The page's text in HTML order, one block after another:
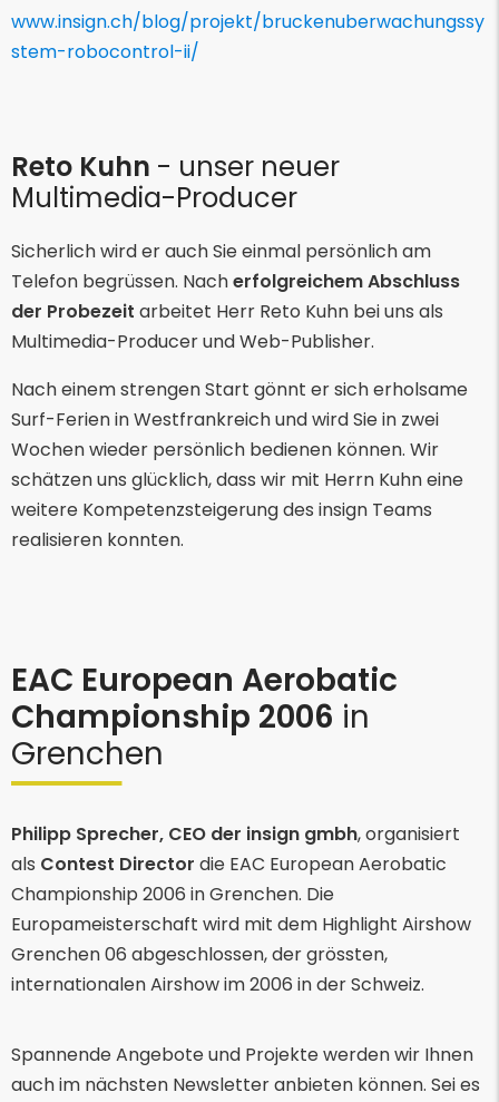
www.insign.ch/blog/projekt/bruckenuberwachungssy
stem-robocontrol-ii/
Reto Kuhn - unser neuer
Multimedia-Producer
Sicherlich wird er auch Sie einmal persönlich am
Telefon begrüssen. Nacherfolgreichem Abschluss
der Probezeit arbeitet Herr Reto Kuhn bei uns als
Multimedia-Producer und Web-Publisher.
Nach einem strengen Start gönnt er sich erholsame
Surf-Ferien in Westfrankreich und wird Sie in zwei
Wochen wieder persönlich bedienen können. Wir
schätzen uns glücklich, dass wir mit Herrn Kuhn eine
weitere Kompetenzsteigerung des insign Teams
realisieren konnten.
EAC European Aerobatic
Championship 2006 in
Grenchen
Philipp Sprecher, CEO der insign gmbh, organisiert
als Contest Director die EAC European Aerobatic
Championship 2006 in Grenchen. Die
Europameisterschaft wird mit dem Highlight Airshow
Grenchen 06 abgeschlossen, der grössten,
internationalen Airshow im 2006 in der Schweiz.
Spannende Angebote und Projekte werden wir Ihnen
auch im nächsten Newsletter anbieten können. Sei es